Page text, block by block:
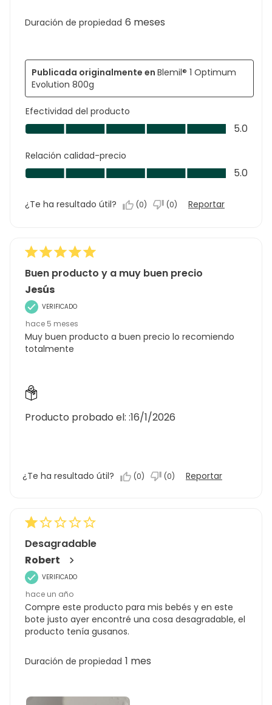
Duración de propiedad 6 meses
Publicada originalmente en Blemil® 1 Optimum
Evolution 800g
Efectividad del producto
Efectividad
del
producto,
5.0
de
5.0
Relación calidad-precio
Relación
calidad-
5.0
5.0
¿Te ha resultado útil? (0) (0) Reportar
Buen producto y a muy buen precio
Jesús
VERIFICADO
hace 5 meses
Muy buen producto a buen precio lo recomiendo
totalmente
Producto probado el: :16/1/2026
¿Te ha resultado útil? (0) (0) Reportar
Desagradable
Robert
VERIFICADO
hace un año
Compre este producto para mis bebés y en este
bote justo ayer encontré una cosa desagradable, el
producto tenía gusanos.
Duración de propiedad 1 mes